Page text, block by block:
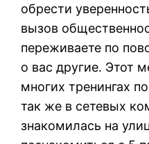
обрести
вызов
переживаете по
о вас другие. Этот
многих тренингах
так же в сетевых
знакомилась на